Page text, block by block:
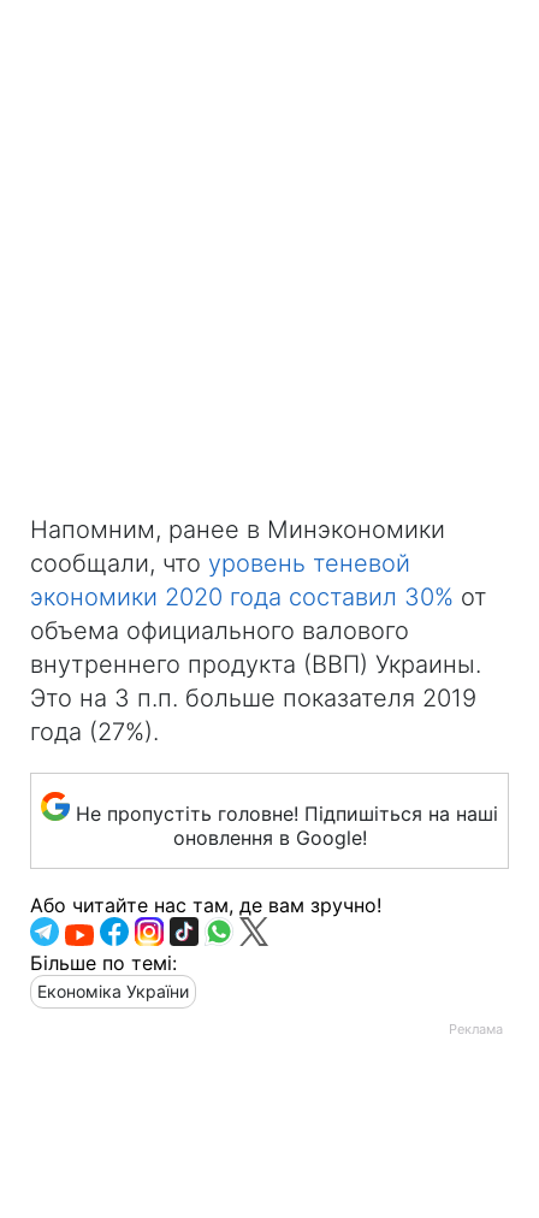
Напомним, ранее в Минэкономики
сообщали, что уровень теневой
экономики 2020 года составил 30% от
объема официального валового
внутреннего продукта (ВВП) Украины.
Это на 3 п.п. больше показателя 2019
года (27%).
Не пропустіть головне! Підпишіться на наші
оновлення в Google!
Або читайте нас там, де вам зручно!
Більше по темі:
Економіка України